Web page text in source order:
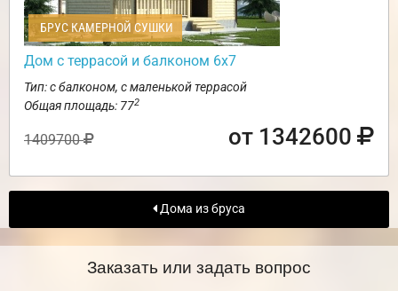
БРУС КАМЕРНОЙ СУШКИ
Дом с террасой и балконом 6х7
Тип: с балконом, с маленькой террасой
Общая площадь: 772
1409700 от 1342600
Дома из бруса
Заказать или задать вопрос